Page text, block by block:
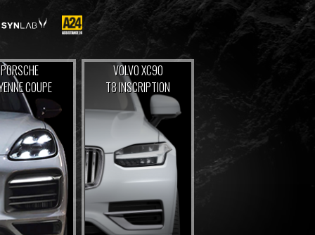
PORSCHE
COUPE
VOLVO XC90
T8 INSCRIPTION